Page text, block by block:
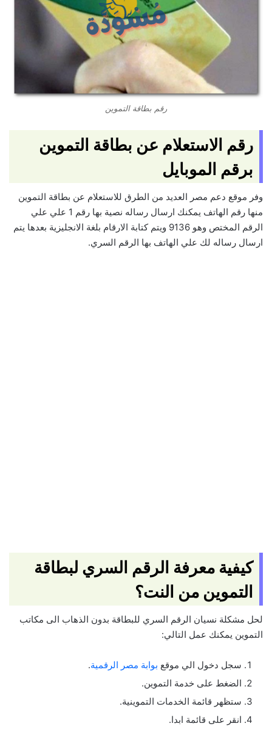
رقم بطاقة التموين
رقم الاستعلام عن بطاقة التموين
برقم الموبايل
وفر موقع دعم مصر العديد من الطرق للاستعلام عن بطاقة التموين
منها رقم الهاتف يمكنك ارسال رساله نصية بها رقم 1 علي علي
الرقم المختص وهو 9136 ويتم كتابة الارقام بلغة الانجليزية بعدها يتم
ارسال رساله لك علي الهاتف بها الرقم السري.
كيفية معرفة الرقم السري لبطاقة
التموين من النت؟
لحل مشكلة نسيان الرقم السري للبطاقة بدون الذهاب الى مكاتب
التموين يمكنك عمل التالي:
سجل دخول الي موقع بوابة مصر الرقمية.
الضغط على خدمة التموين.
ستظهر قائمة الخدمات التموينية.
انقر على قائمة ابدا.